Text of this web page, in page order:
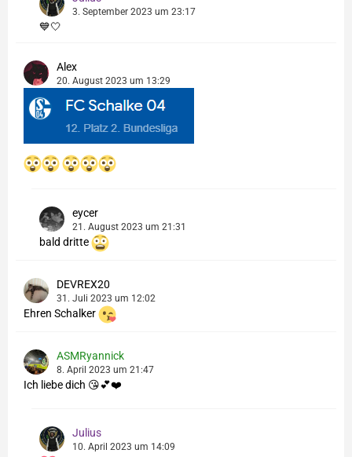
3. September 2023 um 23:17
💙🤍
Alex
20. August 2023 um 13:29
eycer
21. August 2023 um 21:31
bald dritte
DEVREX20
31. Juli 2023 um 12:02
Ehren Schalker
ASMRyannick
8. April 2023 um 21:47
Ich liebe dich 😘💕❤️
Julius
10. April 2023 um 14:09